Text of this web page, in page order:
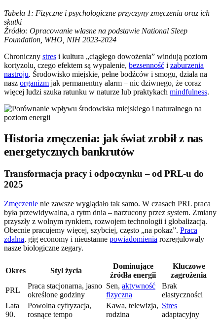
Tabela 1: Fizyczne i psychologiczne przyczyny zmęczenia oraz ich
skutki
Źródło: Opracowanie własne na podstawie National Sleep
Foundation, WHO, NIH 2023-2024
Chroniczny stres i kultura „ciągłego dowożenia” windują poziom
kortyzolu, czego efektem są wypalenie, bezsenność i zaburzenia
nastroju. Środowisko miejskie, pełne bodźców i smogu, działa na
nasz organizm jak permanentny alarm – nic dziwnego, że coraz
więcej ludzi szuka ratunku w naturze lub praktykach mindfulness.
Historia zmęczenia: jak świat zrobił z nas
energetycznych bankrutów
Transformacja pracy i odpoczynku – od PRL-u do
2025
Zmęczenie nie zawsze wyglądało tak samo. W czasach PRL praca
była przewidywalna, a rytm dnia – narzucony przez system. Zmiany
przyszły z wolnym rynkiem, rozwojem technologii i globalizacją.
Obecnie pracujemy więcej, szybciej, często „na pokaz”. Praca
zdalna, gig economy i nieustanne powiadomienia rozregulowały
nasze biologiczne zegary.
Okres Styl życia
Dominujące
źródła energii
Kluczowe
zagrożenia
PRL
Praca stacjonarna, jasno
określone godziny
Sen, aktywność
fizyczna
Brak
elastyczności
Lata
90.
Powolna cyfryzacja,
rosnące tempo
Kawa, telewizja,
rodzina
Stres
adaptacyjny